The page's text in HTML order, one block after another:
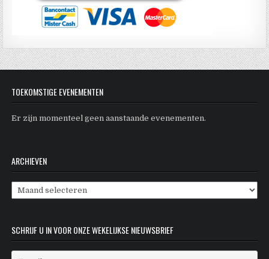
TOEKOMSTIGE EVENEMENTEN
Er zijn momenteel geen aanstaande evenementen.
ARCHIEVEN
Archieven
SCHRIJF U IN VOOR ONZE WEKELIJKSE NIEUWSBRIEF